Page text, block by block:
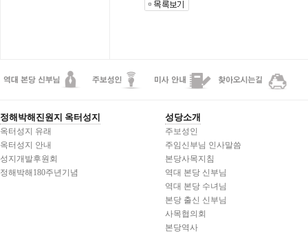
정해박해진원지 옥터성지
옥터성지 유래
옥터성지 안내
성지개발후원회
정해박해180주년기념
성당소개
주보성인
주임신부님 인사말씀
본당사목지침
역대 본당 신부님
역대 본당 수녀님
본당 출신 신부님
사목협의회
본당역사